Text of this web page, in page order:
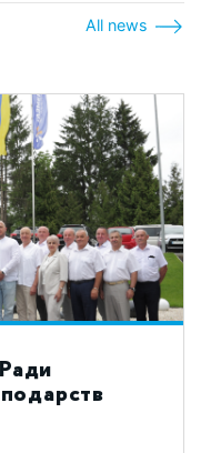
All news